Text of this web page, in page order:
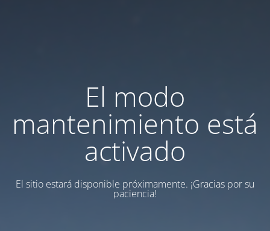
El modo
mantenimiento está
activado
El sitio estará disponible próximamente. ¡Gracias por su
paciencia!